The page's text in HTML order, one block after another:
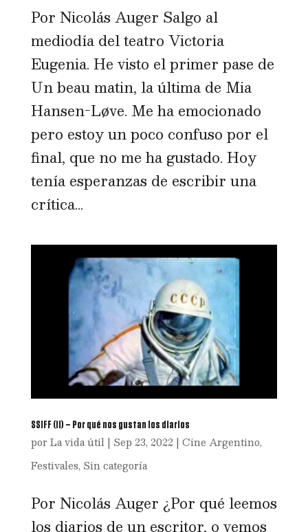
Por Nicolás Auger Salgo al
mediodía del teatro Victoria
Eugenia. He visto el primer pase de
Un beau matin, la última de Mia
Hansen-Løve. Me ha emocionado
pero estoy un poco confuso por el
final, que no me ha gustado. Hoy
tenía esperanzas de escribir una
crítica...
SSIFF (II) – Por qué nos gustan los diarios
por La vida útil| Sep 23, 2022 | Cine Argentino,
Festivales, Sin categoría
Por Nicolás Auger ¿Por qué leemos
los diarios de un escritor, o vemos